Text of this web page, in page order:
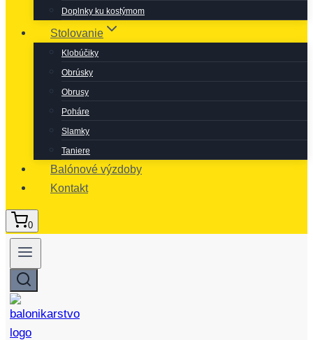
Doplnky ku kostýmom
Stolovanie
Klobúčiky
Obrúsky
Obrusy
Poháre
Slamky
Taniere
Balónové výzdoby
Kontakt
0